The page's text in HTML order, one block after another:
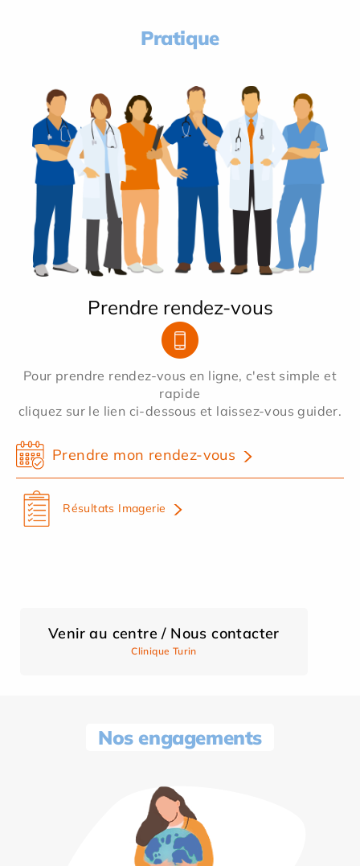
Pratique
Prendre rendez-vous
Pour prendre rendez-vous en ligne, c'est simple et
rapide
cliquez sur le lien ci-dessous et laissez-vous guider.
Prendre mon rendez-vous
Résultats Imagerie
Venir au centre / Nous contacter
Clinique Turin
Nos engagements